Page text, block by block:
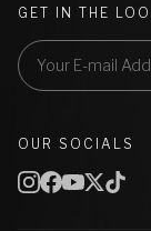
GET IN THE
OUR SOCIALS